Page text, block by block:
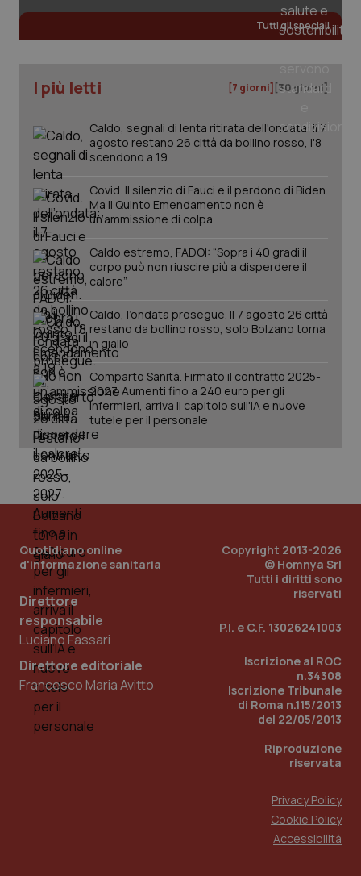
Tutti gli speciali
I più letti [7 giorni] [30 giorni]
Caldo, segnali di lenta ritirata dell'ondata: il 7
agosto restano 26 città da bollino rosso, l'8
scendono a 19
Covid. Il silenzio di Fauci e il perdono di Biden.
Ma il Quinto Emendamento non è
un’ammissione di colpa
Caldo estremo, FADOI: “Sopra i 40 gradi il
corpo può non riuscire più a disperdere il
calore”
Caldo, l’ondata prosegue. Il 7 agosto 26 città
restano da bollino rosso, solo Bolzano torna
in giallo
Comparto Sanità. Firmato il contratto 2025-
2027. Aumenti fino a 240 euro per gli
infermieri, arriva il capitolo sull'IA e nuove
tutele per il personale
Quotidiano online
d'informazione sanitaria
Direttore
responsabile
Luciano Fassari
Direttore editoriale
Francesco Maria Avitto
Copyright 2013-2026
© Homnya Srl
Tutti i diritti sono
riservati
P.I. e C.F. 13026241003
Iscrizione al ROC
n.34308
Iscrizione Tribunale
di Roma n.115/2013
del 22/05/2013
Riproduzione
riservata
Privacy Policy
Cookie Policy
Accessibilità
_ga
Google LLC
.quotidianosanita.it
PHPSESSID
PHP.net
www.quotidianosanita.it
.quotidianosanita.it
1